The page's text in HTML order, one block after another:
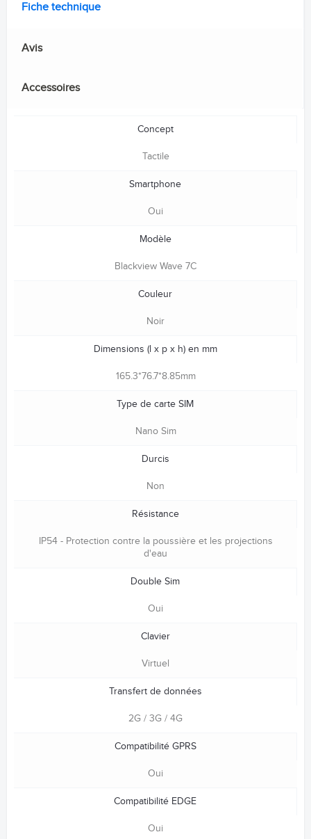
Fiche technique
Avis
Accessoires
Concept
Tactile
Smartphone
Oui
Modèle
Blackview Wave 7C
Couleur
Noir
Dimensions (l x p x h) en mm
165.3*76.7*8.85mm
Type de carte SIM
Nano Sim
Durcis
Non
Résistance
IP54 - Protection contre la poussière et les projections
d'eau
Double Sim
Oui
Clavier
Virtuel
Transfert de données
2G / 3G / 4G
Compatibilité GPRS
Oui
Compatibilité EDGE
Oui